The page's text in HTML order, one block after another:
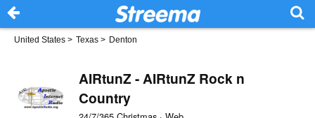
United States > Texas > Denton
AIRtunZ - AIRtunZ Rock n
Country